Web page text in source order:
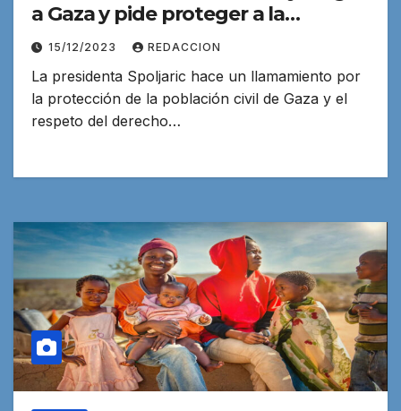
a Gaza y pide proteger a la
población civil
15/12/2023 REDACCION
La presidenta Spoljaric hace un llamamiento por
la protección de la población civil de Gaza y el
respeto del derecho…